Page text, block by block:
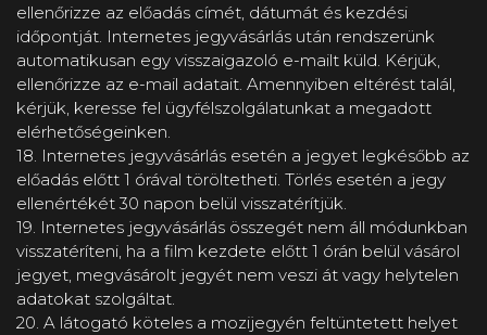
ellenőrizze az előadás címét, dátumát és kezdési
időpontját. Internetes jegyvásárlás után rendszerünk
automatikusan egy visszaigazoló e-mailt küld. Kérjük,
ellenőrizze az e-mail adatait. Amennyiben eltérést talál,
kérjük, keresse fel ügyfélszolgálatunkat a megadott
elérhetőségeinken.
18. Internetes jegyvásárlás esetén a jegyet legkésőbb az
előadás előtt 1 órával töröltetheti. Törlés esetén a jegy
ellenértékét 30 napon belül visszatérítjük.
19. Internetes jegyvásárlás összegét nem áll módunkban
visszatéríteni, ha a film kezdete előtt 1 órán belül vásárol
jegyet, megvásárolt jegyét nem veszi át vagy helytelen
adatokat szolgáltat.
20. A látogató köteles a mozijegyén feltüntetett helyet